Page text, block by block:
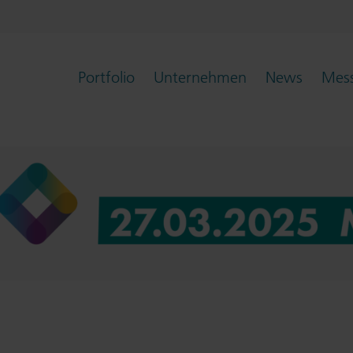
Portfolio Unternehmen News